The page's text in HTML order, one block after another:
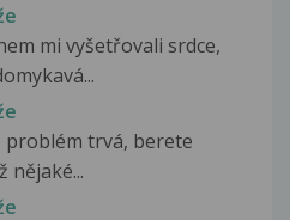
mi vyšetřovali srdce,
problém trvá, berete
nějaké...